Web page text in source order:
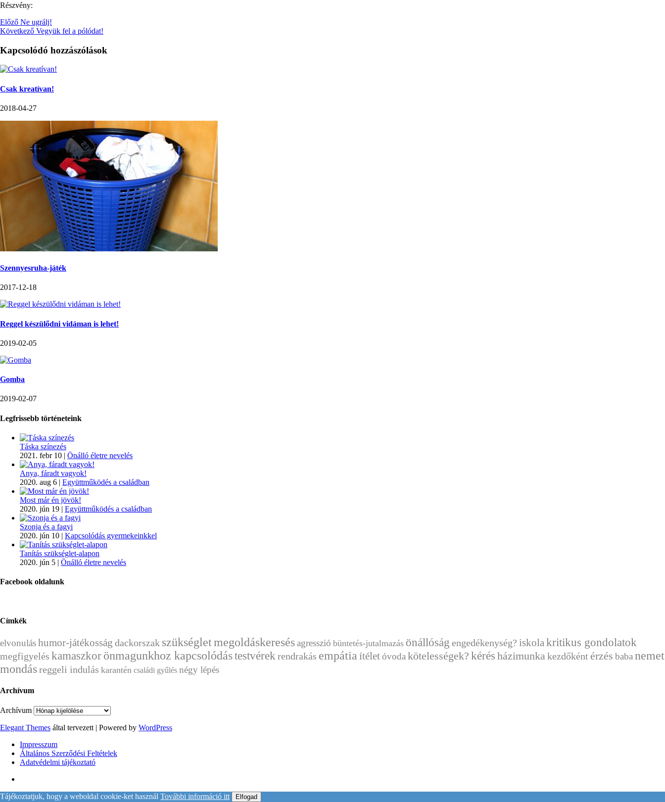
Részvény:
Előző Ne ugrálj!
Következő Vegyük fel a pólódat!
Kapcsolódó hozzászólások
Csak kreatívan!
2018-04-27
Szennyesruha-játék
2017-12-18
Reggel készülődni vidáman is lehet!
2019-02-05
Gomba
2019-02-07
Legfrissebb történeteink
Táska színezés
2021. febr 10 | Önálló életre nevelés
Anya, fáradt vagyok!
2020. aug 6 | Együttműködés a családban
Most már én jövök!
2020. jún 19 | Együttműködés a családban
Szonja és a fagyi
2020. jún 10 | Kapcsolódás gyermekeinkkel
Tanítás szükséglet-alapon
2020. jún 5 | Önálló életre nevelés
Facebook oldalunk
Címkék
elvonuláshumor-játékosság dackorszak szükségletmegoldáskeresésagresszió büntetés-jutalmazás önállóság engedékenység? iskola kritikus gondolatok
megfigyelés kamaszkor önmagunkhoz kapcsolódástestvérek rendrakás empátia ítéletóvoda kötelességek? kérés házimunka kezdőként érzés baba nemet
mondásreggeli indulás karantén családi gyűlés négy lépés
Archívum
Archívum
Elegant Themes által tervezett | Powered by WordPress
Impresszum
Általános Szerződési Feltételek
Adatvédelmi tájékoztató
Tájékoztatjuk, hogy a weboldal cookie-ket használ További információ itt Elfogad